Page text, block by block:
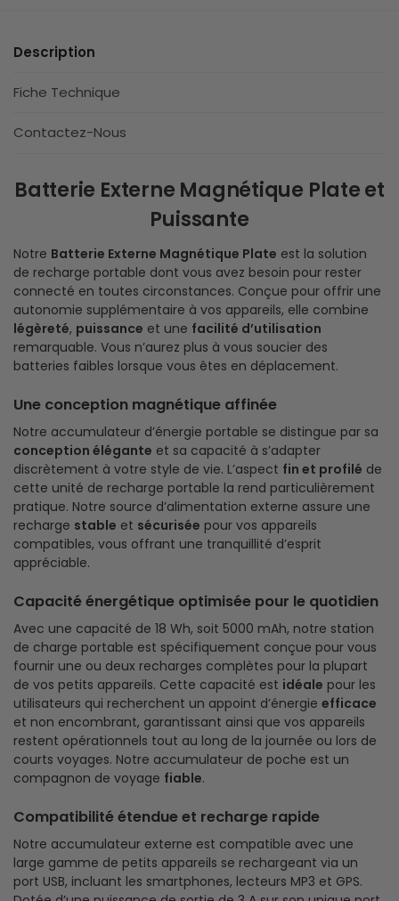
Description
Fiche Technique
Contactez-Nous
Batterie Externe Magnétique Plate et
Puissante
Notre Batterie Externe Magnétique Plate est la solution
de recharge portable dont vous avez besoin pour rester
connecté en toutes circonstances. Conçue pour offrir une
autonomie supplémentaire à vos appareils, elle combine
légèreté, puissance et une facilité d’utilisation
remarquable. Vous n’aurez plus à vous soucier des
batteries faibles lorsque vous êtes en déplacement.
Une conception magnétique affinée
Notre accumulateur d’énergie portable se distingue par sa
conception élégante et sa capacité à s’adapter
discrètement à votre style de vie. L’aspect fin et profilé de
cette unité de recharge portable la rend particulièrement
pratique. Notre source d’alimentation externe assure une
recharge stable et sécurisée pour vos appareils
compatibles, vous offrant une tranquillité d’esprit
appréciable.
Capacité énergétique optimisée pour le quotidien
Avec une capacité de 18 Wh, soit 5000 mAh, notre station
de charge portable est spécifiquement conçue pour vous
fournir une ou deux recharges complètes pour la plupart
de vos petits appareils. Cette capacité est idéale pour les
utilisateurs qui recherchent un appoint d’énergie efficace
et non encombrant, garantissant ainsi que vos appareils
restent opérationnels tout au long de la journée ou lors de
courts voyages. Notre accumulateur de poche est un
compagnon de voyage fiable.
Compatibilité étendue et recharge rapide
Notre accumulateur externe est compatible avec une
large gamme de petits appareils se rechargeant via un
port USB, incluant les smartphones, lecteurs MP3 et GPS.